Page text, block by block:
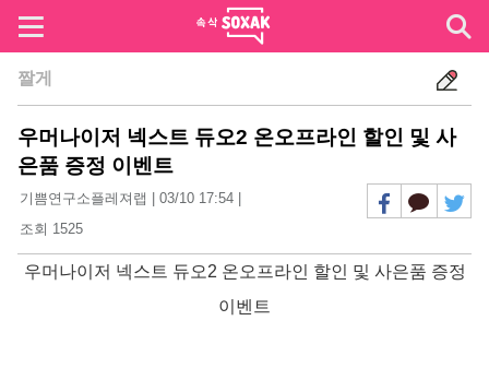
짤게
우머나이저 넥스트 듀오2 온오프라인 할인 및 사
은품 증정 이벤트
기쁨연구소플레져랩 03/10 17:54
조회 1525
우머나이저 넥스트 듀오2 온오프라인 할인 및 사은품 증정
이벤트